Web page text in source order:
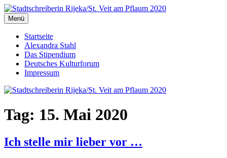
Zum
Inhalt
springen
Stadtschreiberin Rijeka/St. Veit am Pflaum 2020
Die Journalistin Alexandra Stahl berichtet aus der Europäischen
Kulturhauptstadt 2020
Menü
Startseite
Alexandra Stahl
Das Stipendium
Deutsches Kulturforum
Impressum
Tag: 15. Mai 2020
Ich stelle mir lieber vor …